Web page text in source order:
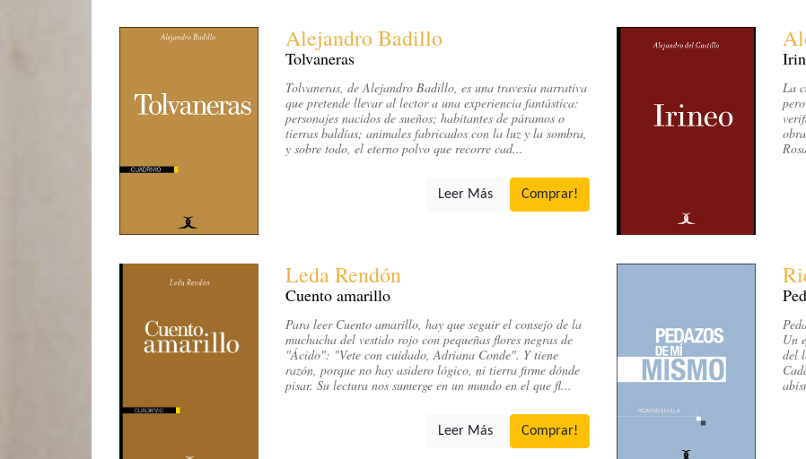
Alejandro Badillo
Tolvaneras
Tolvaneras, de Alejandro Badillo, es una travesía narrativa
que pretende llevar al lector a una experiencia fantástica:
personajes nacidos de sueños; habitantes de páramos o
tierras baldías; animales fabricados con la luz y la sombra,
y sobre todo, el eterno polvo que recorre cad...
Leer Más Comprar!
La
Leda Rendón
Cuento amarillo
Para leer Cuento amarillo, hay que seguir el consejo de la
muchacha del vestido rojo con pequeñas flores negras de
"Ácido": "Vete con cuidado, Adriana Conde". Y tiene
razón, porque no hay asidero lógico, ni tierra firme dónde
pisar. Su lectura nos sumerge en un mundo en el que fl...
Leer Más Comprar!
Un
del